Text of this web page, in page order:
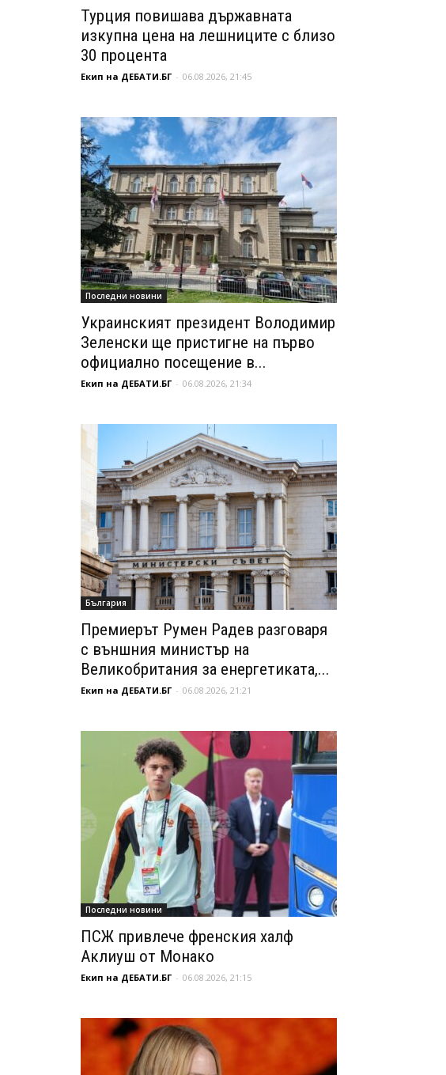
Турция повишава държавната
изкупна цена на лешниците с близо
30 процента
Екип на ДЕБАТИ.БГ - 06.08.2026, 21:45
Последни новини
Украинският президент Володимир
Зеленски ще пристигне на първо
официално посещение в...
Екип на ДЕБАТИ.БГ - 06.08.2026, 21:34
България
Премиерът Румен Радев разговаря
с външния министър на
Великобритания за енергетиката,...
Екип на ДЕБАТИ.БГ - 06.08.2026, 21:21
Последни новини
ПСЖ привлече френския халф
Аклиуш от Монако
Екип на ДЕБАТИ.БГ - 06.08.2026, 21:15